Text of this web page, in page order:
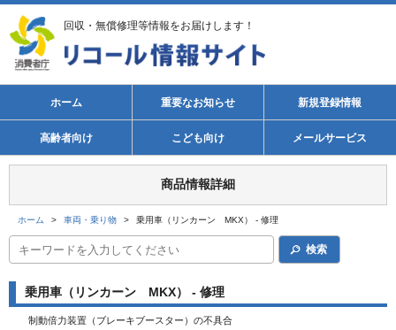
回収・無償修理等情報をお届けします！
ホーム 重要なお知らせ 新規登録情報
高齢者向け こども向け メールサービス
商品情報詳細
ホーム > 車両・乗り物 > 乗用車（リンカーン MKX） - 修理
検索
乗用車（リンカーン MKX） - 修理
制動倍力装置（ブレーキブースター）の不具合